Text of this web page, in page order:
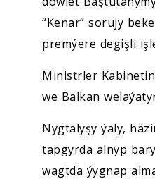
“Kenar” sorujy
premýere degişli
Ministrler
we Balkan
Nygtalyşy ýaly,
tapgyrda alnyp
wagtda ýygnap